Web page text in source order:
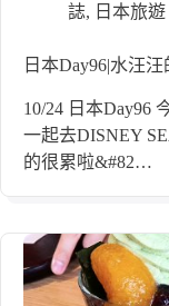
誌, 日本旅遊
日本Day96|水汪汪
10/24 日本Day96
一起去DISNEY
的很累啦&#82…